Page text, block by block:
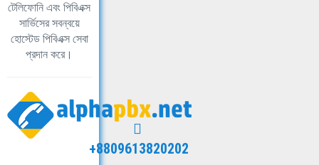
টেলিফোনি এবং পিবিএক্স
সার্ভিসের সবন্বয়ে
হোস্টেড পিবিএক্স সেবা
প্রদান করে।
+8809613820202